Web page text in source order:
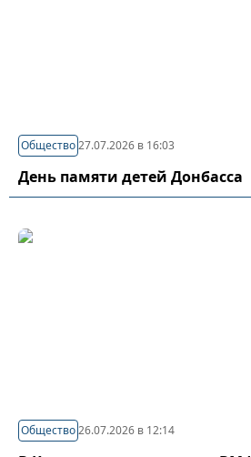
Общество27.07.2026 в 16:03
День памяти детей Донбасса
Общество26.07.2026 в 12:14